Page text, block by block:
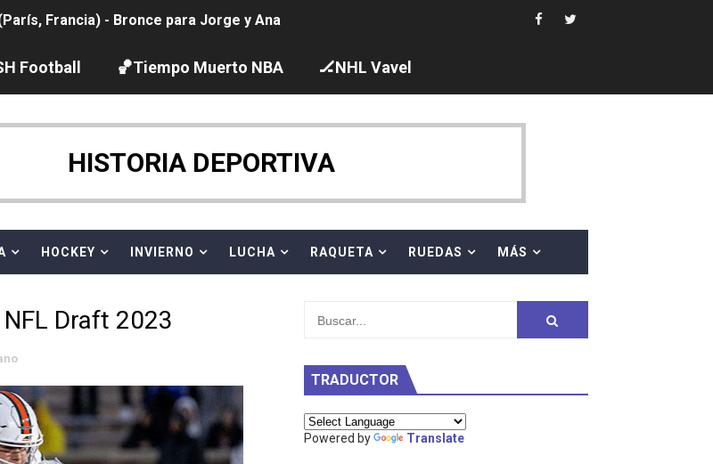
Francia) - Bronce para Jorge y Ana Carvajal en plataforma. 5 orazos para Chiara Pellacani,
2026 (Estambul, Turquía)
2026 (París, Francia) - España domina junto al equipo neutral ruso, llevándose 8 medallas, seis para
ponen fin al reinado por parejas de The Vanity Project
Football 🏀Tiempo Muerto NBA 🏒NHL Vavel
HISTORIA DEPORTIVA
HOCKEY INVIERNO LUCHA RAQUETA RUEDAS MÁS
Draft 2023
TRADUCTOR
Powered by Translate